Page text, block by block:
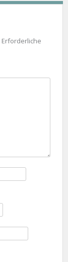
Erforderliche